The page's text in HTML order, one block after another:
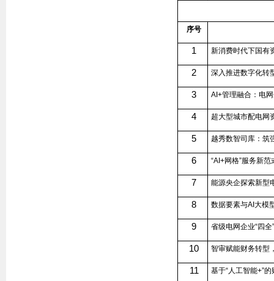
序号
1 新消费时代下国有
2 深入推进数字化转
3 AI+管理融合：电
4 超大型城市配电网
5 越秀数智司库：筑
6 “AI+网格”服务新
7 能源央企探索新型
8 数据要素与AI 大模
9 省级电网企业“四
10 智审赋能财务转型
11 基于“人工智能+”